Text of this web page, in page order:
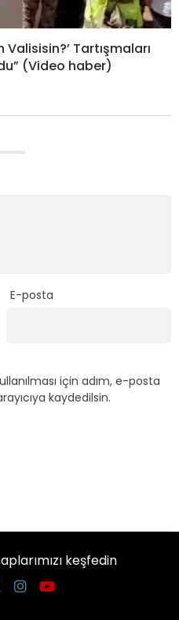
Valisisin?’ Tartışmaları
(Video haber)
E-posta
için adım, e-posta
kaydedilsin.
keşfedin